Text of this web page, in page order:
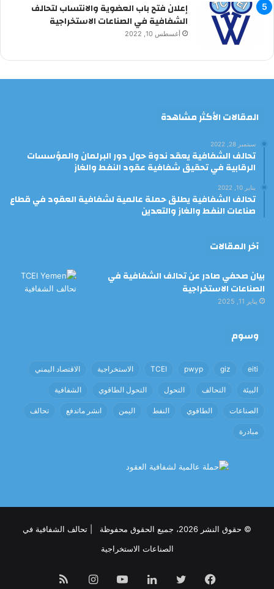
إعلان فتح باب العضوية والانتساب لتحالف
الشفافية في الصناعات الاستخراجية
أغسطس 10, 2022
المقالات الأكثر مشاهدة
سبتمبر 28, 2022
تحالف الشفافية يعقد ندوة حول دور البرلمان والمؤسسات
الرقابية في تحقيق شفافية عقود النفط والغاز
يناير 10, 2022
تحالف الشفافية يطلق حملة عالمية لشفافية العقود في قطاع
صناعات النفط والغاز والتعدين
آخر المقالات
بيان صحفي صادر عن تحالف الشفافية في
الصناعات الاستخراجية
يناير 11, 2025
وسوم
eiti
giz
pwyp
TCEI الاستخراجية الاقتصاد اليمني
البيئة التحالف التحول التحول الطاقوي الشفافية
الصناعات الطاقوي النفط اليمن انشر ماتدفع تحالف
مبادرة
© حقوق النشر 2026، جميع الحقوق محفوظة | تحالف الشفافية في
الصناعات الاستخراجية
فيسبوك تويتر لينكدإن يوتيوب انستقرام